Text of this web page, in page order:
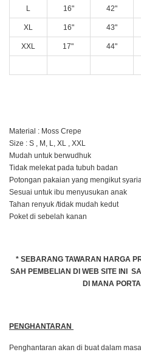
L 16" 42"
XL 16" 43"
XXL 17" 44"
Material : Moss Crepe
Size : S , M, L, XL , XXL
Mudah untuk berwudhuk
Tidak melekat pada tubuh badan
Potongan pakaian yang mengikut
Sesuai untuk ibu menyusukan anak
Tahan renyuk /tidak mudah kedut
Poket di sebelah kanan
* SEBARANG TAWARAN HARGA
SAH PEMBELIAN DI WEB SITE INI
DI MANA
PENGHANTARAN
Penghantaran akan di buat dalam